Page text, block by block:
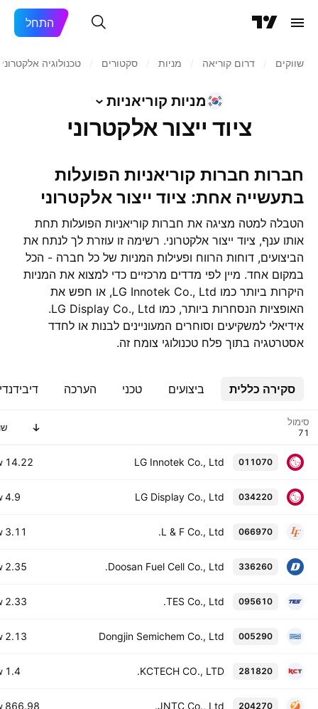
התחל
שווקים דרום קוריאה מניות‏ סקטורים טכנולוגיה
מניות קוריאניות
ציוד ייצור אלקטרוני
חברות חברות קוריאניות הפועלות
בתעשייה אחת: ציוד ייצור אלקטרוני
הטבלה למטה מציגה את חברות קוריאניות הפועלות תחת
אותו ענף, ציוד ייצור אלקטרוני. רשימה זו עוזרת לך לנתח את
הביצועים, דוחות הרווח ופעילות המניות של כל חברה - הכל
במקום אחד. מיין לפי מדדים מרכזיים כדי למצוא את המניות
היקרות ביותר כמו LG Innotek Co., Ltd, או חפש את
האופציות הנסחרות ביותר, כמו LG Display Co., Ltd.
אידיאלי למשקיעים וסוחרים המעוניינים לבנות או לחדד
אסטרטגיה בתוך פלח טכנולוגי צומח זה.
סקירה כללית ביצועים טכני הערכה
סימול
011070
LG Innotek Co., Ltd
14.22 T
034220
LG Display Co., Ltd
4.9 T
066970
L & F Co., Ltd.
3.11 T
336260
Doosan Fuel Cell Co., Ltd.
2.35 T
095610
TES Co., Ltd.
2.33 T
005290
Dongjin Semichem Co., Ltd
2.13 T
281820
KCTECH CO., LTD.
1.4 T
204270
JNTC Co., Ltd.
866.98 B